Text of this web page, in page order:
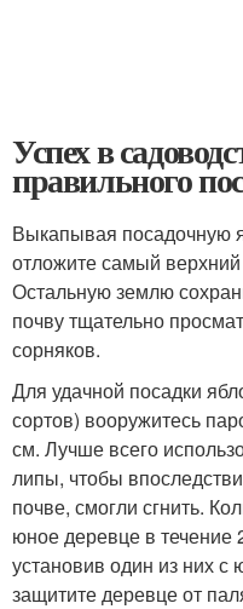
Успех в
правильного
Выкапывая посадочную
отложите самый верхний
Остальную землю
почву тщательно
сорняков.
Для удачной посадки
сортов) вооружитесь
см. Лучше всего
липы, чтобы
почве, смогли сгнить.
юное деревце в течение
установив один из них
защитите деревце от